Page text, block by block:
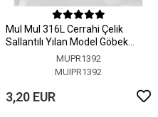
MuI MuI 316L Cerrahi Çelik
Sallantılı Yılan Model Göbek
MUPR1392
MUIPR1392
3,20 EUR